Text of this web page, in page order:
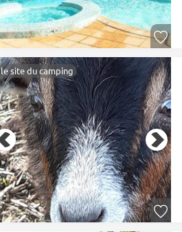
le site du camping